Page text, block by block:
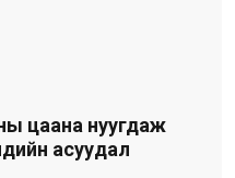
цаана нуугдаж
асуудал